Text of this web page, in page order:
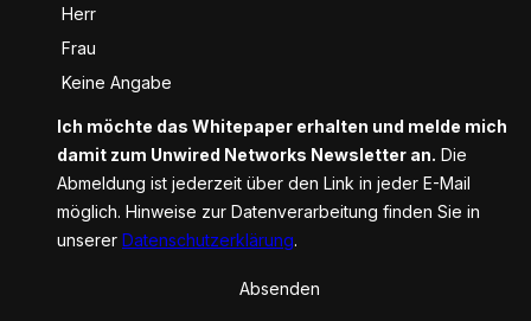
Anrede
Herr
Frau
Keine Angabe
Ich möchte das Whitepaper erhalten und melde mich
damit zum Unwired Networks Newsletter an. Die
Abmeldung ist jederzeit über den Link in jeder E-Mail
möglich. Hinweise zur Datenverarbeitung finden Sie in
unserer Datenschutzerklärung.
Absenden